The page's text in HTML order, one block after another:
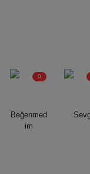
Beğenmed
im
0